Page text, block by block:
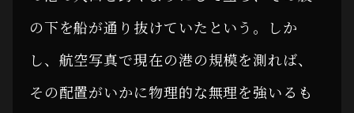
の下を船が通り抜けていたという。しか
し、航空写真で現在の港の規模を測れば、
その配置がいかに物理的な無理を強いるも